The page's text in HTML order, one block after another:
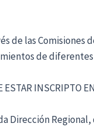
de las
de
ESTAR INSCRIPTO